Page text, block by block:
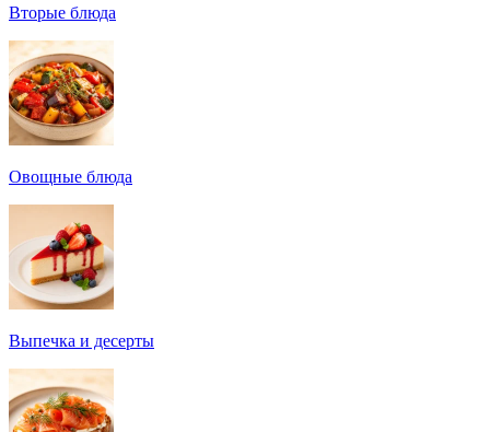
Вторые блюда
Овощные блюда
Выпечка и десерты